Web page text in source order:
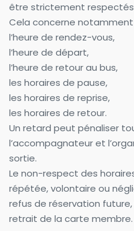
être strictement
Cela concerne notamment
l’heure de rendez-vous,
l’heure de départ,
l’heure de retour au bus,
les horaires de pause,
les horaires de reprise,
les horaires de retour.
Un retard peut pénaliser
l’accompagnateur et
sortie.
Le non-respect des
répétée, volontaire ou
refus de réservation
retrait de la carte membre.